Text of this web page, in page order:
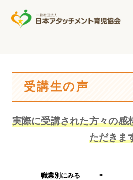
受講生の声
実際に受講された方々の感
ただきま
職業別にみる